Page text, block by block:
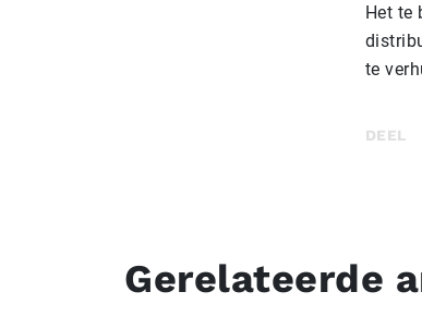
Het te
te
DEEL
Gerelateerde